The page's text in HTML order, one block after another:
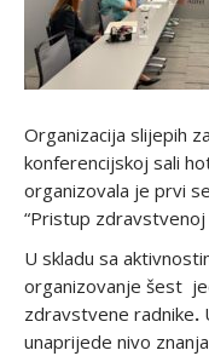
Organizacija slijepih
konferencijskoj sali
organizovala je prvi
“Pristup
U skladu sa
organizovanje šest
zdravstvene radnike.
unaprijede nivo